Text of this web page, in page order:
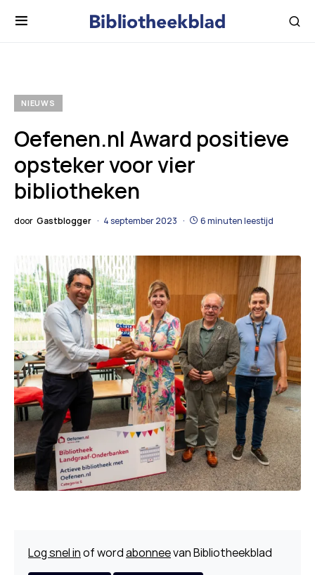
NIEUWS
Oefenen.nl Award positieve
opsteker voor vier
bibliotheken
door Gastblogger 4 september 2023 6 minuten leestijd
Log snel inof wordabonneevan Bibliotheekblad